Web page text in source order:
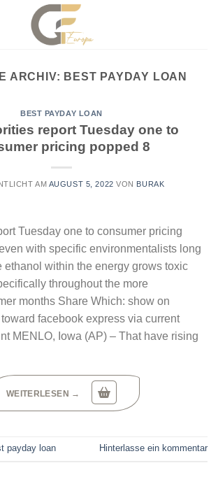
ARCHIV: BEST PAYDAY LOAN
BEST PAYDAY LOAN
report Tuesday one to
pricing popped 8
AM AUGUST 5, 2022 VON BURAK
Tuesday one to consumer pricing
with specific environmentalists long
ethanol within the energy grows toxic
throughout the more
months Share Which: show on
facebook express via current
MENLO, Iowa (AP) – That have rising
WEITERLESEN →
payday loan Hinterlasse ein kommentar